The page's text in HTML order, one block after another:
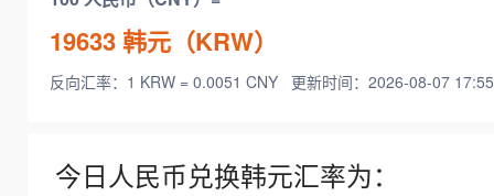
19633韩元（KRW）
反向汇率：1 KRW = 0.0051 CNY 更新时间：2026-08-07
今日人民币兑换韩元汇率为：